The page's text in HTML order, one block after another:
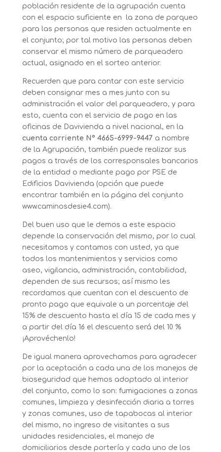
población residente de la agrupación cuenta
con el espacio suficiente en la zona de parqueo
para las personas que residen actualmente en
el conjunto; por tal motivo las personas deben
conservar el mismo número de parqueadero
actual, asignado en el sorteo anterior.
Recuerden que para contar con este servicio
deben consignar mes a mes junto con su
administración el valor del parqueadero, y para
esto, cuenta con el servicio de pago en las
oficinas de Davivienda a nivel nacional, en la
cuenta corriente N° 4665-6999-9447 a nombre
de la Agrupación, también puede realizar sus
pagos a través de los corresponsales bancarios
de la entidad o mediante pago por PSE de
Edificios Davivienda (opción que puede
encontrar también en la página del conjunto
www.caminosdesie4.com).
Del buen uso que le demos a este espacio
depende la conservación del mismo, por lo cual
necesitamos y contamos con usted, ya que
todos los mantenimientos y servicios como
aseo, vigilancia, administración, contabilidad,
dependen de sus recursos; así mismo les
recordamos que cuentan con el descuento de
pronto pago que equivale a un porcentaje del
15% de descuento hasta el día 15 de cada mes y
a partir del día 16 el descuento será del 10 %
¡Aprovéchenlo!
De igual manera aprovechamos para agradecer
por la aceptación a cada una de los manejos de
bioseguridad que hemos adoptado al interior
del conjunto, como lo son: fumigaciones a zonas
comunes, limpieza y desinfección diaria a torres
y zonas comunes, uso de tapabocas al interior
del mismo, no ingreso de visitantes a sus
unidades residenciales, el manejo de
domiciliarios desde portería y cada uno de los